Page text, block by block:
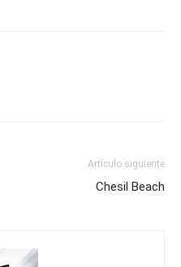
Artículo siguiente
Chesil Beach